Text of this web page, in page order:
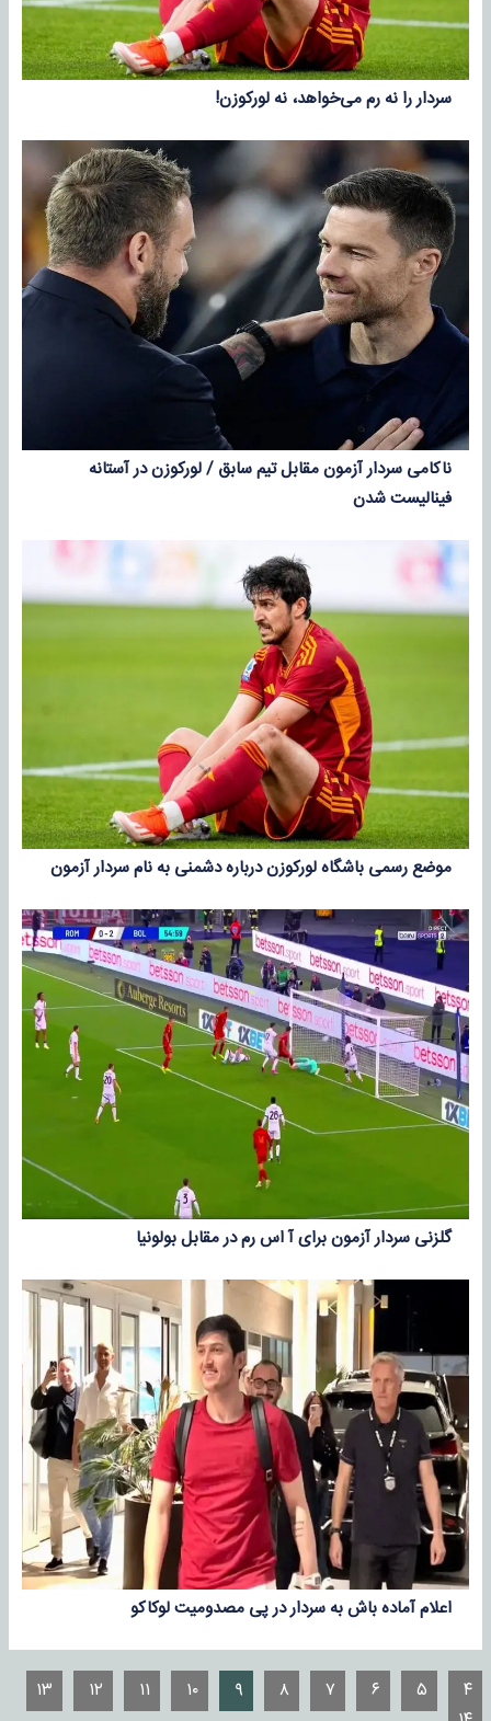
سردار را نه رم می‌خواهد، نه لورکوزن!
ناکامی سردار آزمون مقابل تیم سابق / لورکوزن در آستانه
فینالیست شدن
موضع رسمی باشگاه لورکوزن درباره دشمنی به نام سردار آزمون
گلزنی سردار آزمون برای آ اس رم در مقابل بولونیا
اعلام آماده باش به سردار در پی مصدومیت لوکاکو
۴ ۵ ۶ ۷ ۸ ۹ ۱۰ ۱۱ ۱۲
۱۳